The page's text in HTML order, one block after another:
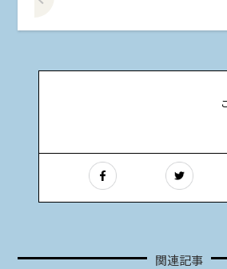
関連記事